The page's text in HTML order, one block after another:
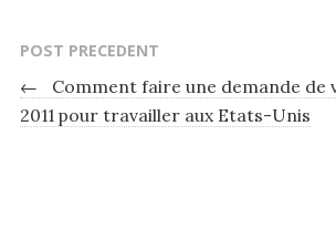
POST PRECEDENT
←
Comment faire une demande de
2011 pour travailler aux Etats-Unis